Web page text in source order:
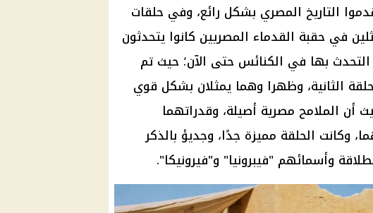
التاريخ المصري بشكل رائع، وفي حلقات
في حقبة القدماء المصريين كانوا يتحدثون
التحدث بها في الكنائس حتى الآن؛ حيث تم
الثانية، وظهرا وهما يمثلان بشكل قوي
أن الملامح مصرية أصيلة، وقدراتهما
وكانت الحلقة مميزة جدًا، وجديؤ بالذكر
وأسمائهم "فيبرونيا" و"فيرونيكا".